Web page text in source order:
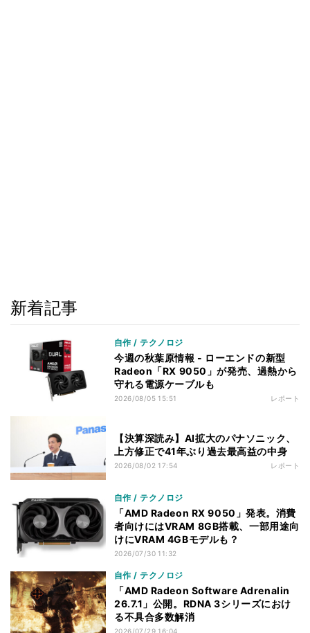
新着記事
自作 / テクノロジ
今週の秋葉原情報 - ローエンドの新型
Radeon「RX 9050」が発売、過熱から
守れる電源ケーブルも
2026/08/05 15:51 レポート
【決算深読み】AI拡大のパナソニック、
上方修正で41年ぶり過去最高益の中身
2026/08/02 17:54 レポート
自作 / テクノロジ
「AMD Radeon RX 9050」発表。消費
者向けにはVRAM 8GB搭載、一部用途向
けにVRAM 4GBモデルも？
2026/07/30 11:32
自作 / テクノロジ
「AMD Radeon Software Adrenalin
26.7.1」公開。RDNA 3シリーズにおけ
る不具合多数解消
2026/07/29 16:04